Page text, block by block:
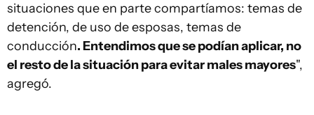
situaciones que en parte compartíamos: temas de
detención, de uso de esposas, temas de
conducción. Entendimos que se podían aplicar, no
el resto de la situación para evitar males mayores",
agregó.